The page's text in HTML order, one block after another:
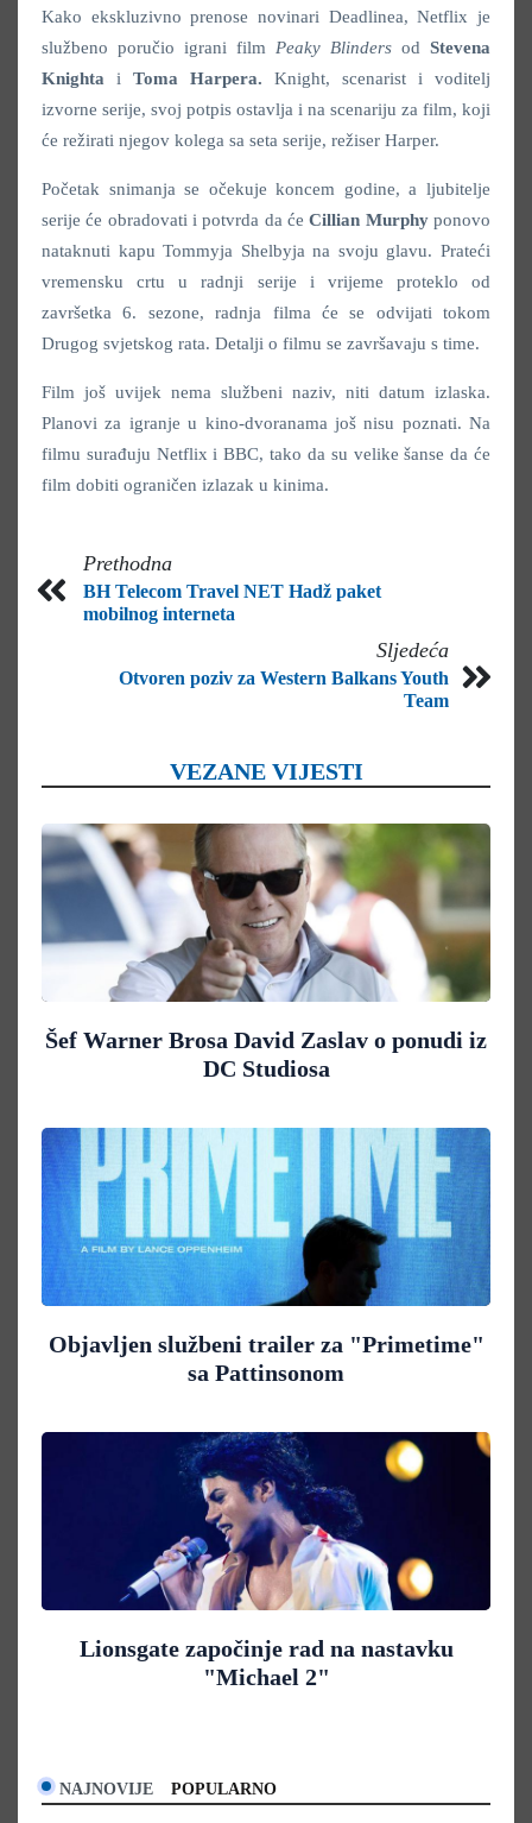
Kako ekskluzivno prenose novinari Deadlinea, Netflix je
službeno poručio igrani film Peaky Blinders od Stevena
Knighta i Toma Harpera. Knight, scenarist i voditelj
izvorne serije, svoj potpis ostavlja i na scenariju za film, koji
će režirati njegov kolega sa seta serije, režiser Harper.
Početak snimanja se očekuje koncem godine, a ljubitelje
serije će obradovati i potvrda da ćeCillian Murphyponovo
nataknuti kapu Tommyja Shelbyja na svoju glavu. Prateći
vremensku crtu u radnji serije i vrijeme proteklo od
završetka 6. sezone, radnja filma će se odvijati tokom
Drugog svjetskog rata. Detalji o filmu se završavaju s time.
Film još uvijek nema službeni naziv, niti datum izlaska.
Planovi za igranje u kino-dvoranama još nisu poznati. Na
filmu surađuju Netflix i BBC, tako da su velike šanse da će
film dobiti ograničen izlazak u kinima.
Prethodna
BH Telecom Travel NET Hadž paket
mobilnog interneta
Sljedeća
Otvoren poziv za Western Balkans Youth
Team
VEZANE VIJESTI
Šef Warner Brosa David Zaslav o ponudi iz
DC Studiosa
Objavljen službeni trailer za "Primetime"
sa Pattinsonom
Lionsgate započinje rad na nastavku
"Michael 2"
NAJNOVIJE POPULARNO